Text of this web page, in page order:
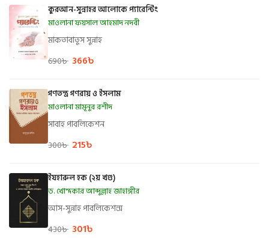
কুরআন-সুন্নাহর আলোকে প্যারেন্টিং
মাওলানা ফয়সাল আহমাদ নদবী
মাকতাবাতুস সুন্নাহ
690৳ 366৳
গণতন্ত্র গণরায় ও ইসলাম
মাওলানা মামূনুর রশীদ
সাবাহ পাবলিকেশন
300৳ 215৳
ইযহারুল হক (২য় খণ্ড)
ড. খোন্দকার আব্দুল্লাহ জাহাঙ্গীর
আস-সুন্নাহ পাবলিকেশন্স
430৳ 301৳